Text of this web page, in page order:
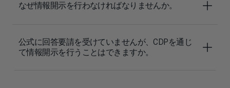
なぜ情報開示を行わなければなりませんか。
公式に回答要請を受けていませんが、CDPを通じ
て情報開示を行うことはできますか。